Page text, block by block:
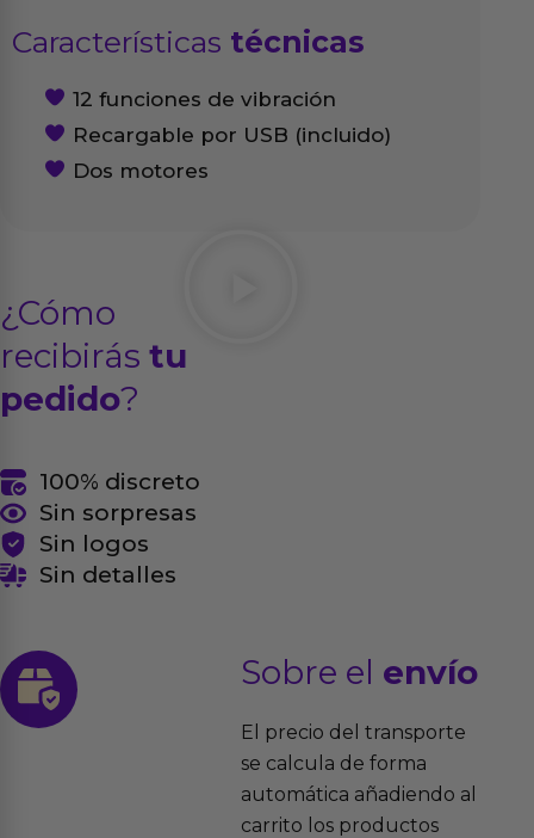
Características técnicas
12 funciones de vibración
Recargable por USB (incluido)
Dos motores
¿Cómo
recibirás tu
pedido?
100% discreto
Sin sorpresas
Sin logos
Sin detalles
Sobre el envío
El precio del transporte
se calcula de forma
automática añadiendo al
carrito los productos